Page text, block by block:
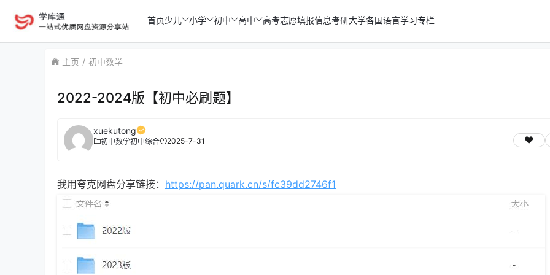
首页少儿 小学 初中 高中 高考志愿填报信息考研大学各国语言学习专栏
主页 初中数学
2022-2024版【初中必刷题】
xuekutong
初中数学初中综合 2025-7-31
我用夸克网盘分享链接： https://pan.quark.cn/s/fc39dd2746f1